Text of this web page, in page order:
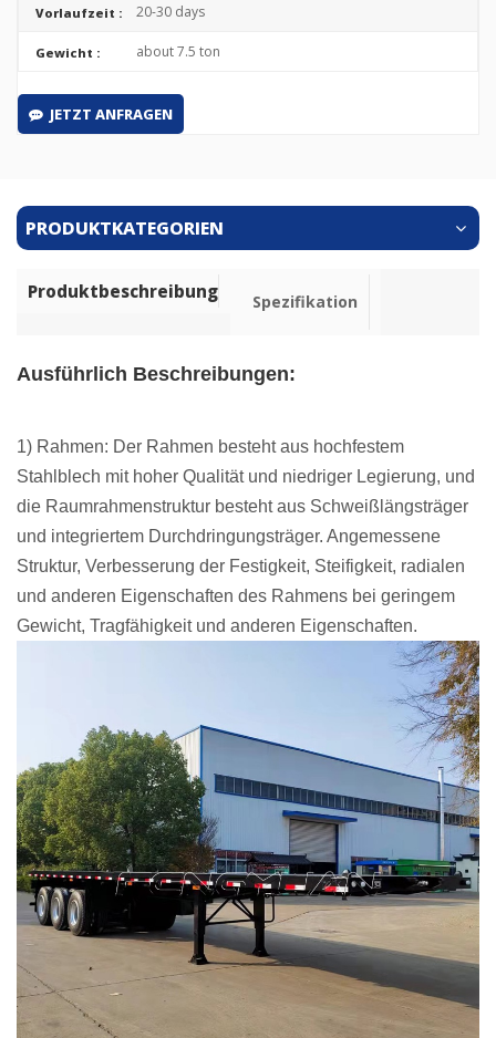
Vorlaufzeit : 20-30 days
Gewicht : about 7.5 ton
JETZT ANFRAGEN
PRODUKTKATEGORIEN
Produktbeschreibung Spezifikation
Ausführlich Beschreibungen:
1) Rahmen: Der Rahmen besteht aus hochfestem
Stahlblech mit hoher Qualität und niedriger Legierung, und
die Raumrahmenstruktur besteht aus Schweißlängsträger
und integriertem Durchdringungsträger. Angemessene
Struktur, Verbesserung der Festigkeit, Steifigkeit, radialen
und anderen Eigenschaften des Rahmens bei geringem
Gewicht, Tragfähigkeit und anderen Eigenschaften.